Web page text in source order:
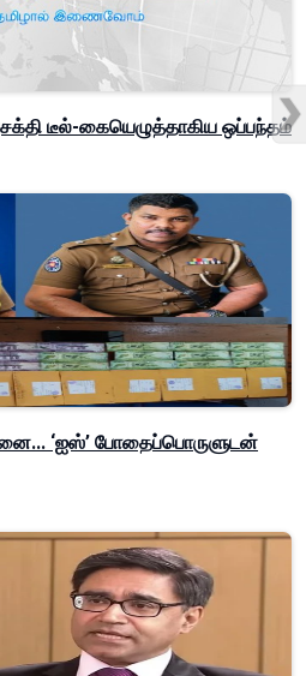
டீல்-கையெழுத்தாகிய ஒப்பந்தம்
‘ஐஸ்’ போதைப்பொருளுடன்